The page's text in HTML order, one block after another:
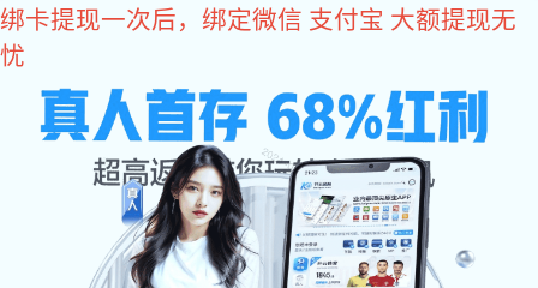
亿万28 400-618-1990